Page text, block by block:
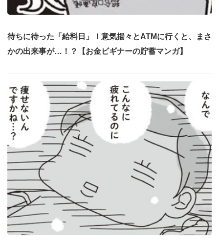
待ちに待った「給料日」！意気揚々とATMに行くと、まさ
かの出来事が…！？【お金ビギナーの貯蓄マンガ】